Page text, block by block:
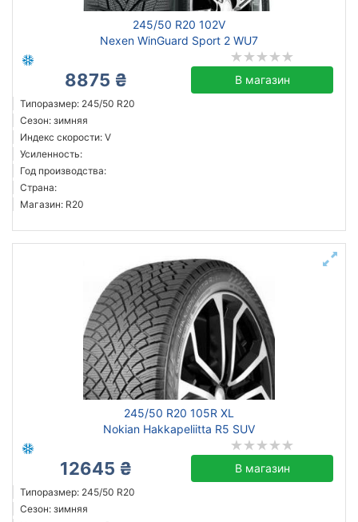
245/50 R20 102V
Nexen WinGuard Sport 2 WU7
8875 ₴ В магазин
Типоразмер: 245/50 R20
Сезон: зимняя
Индекс скорости: V
Усиленность:
Год производства:
Страна:
Магазин: R20
245/50 R20 105R XL
Nokian Hakkapeliitta R5 SUV
12645 ₴ В магазин
Типоразмер: 245/50 R20
Сезон: зимняя